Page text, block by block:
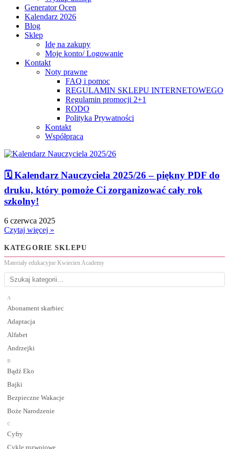
Generator Ocen
Kalendarz 2026
Blog
Sklep
Idę na zakupy
Moje konto/ Logowanie
Kontakt
Noty prawne
FAQ i pomoc
REGULAMIN SKLEPU INTERNETOWEGO
Regulamin promocji 2+1
RODO
Polityka Prywatności
Kontakt
Współpraca
🗓️ Kalendarz Nauczyciela 2025/26 – piękny PDF do
druku, który pomoże Ci zorganizować cały rok
szkolny!
6 czerwca 2025
Czytaj więcej »
KATEGORIE SKLEPU
Materiały edukacyjne Kwiecien Academy
A
Abonament skarbiec
Adaptacja
Alfabet
Andrzejki
B
Bądź Eko
Bajki
Bezpieczne Wakacje
Boże Narodzenie
C
Cyfry
Cykle rozwojowe